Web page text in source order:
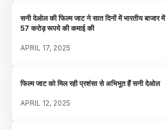
सनी देओल की फिल्म जाट ने सात दिनों में भारतीय बाजार में
57 करोड़ रूपये की कमाई की
APRIL 17, 2025
फिल्म जाट को मिल रही प्रशंसा से अभिभूत हैं सनी देओल
APRIL 12, 2025